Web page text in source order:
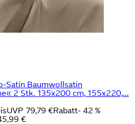
Satin Baumwollsatin
2 Stk. 135x200 cm, 155x220,...
UVP 79,79 €Rabatt- 42 %
€